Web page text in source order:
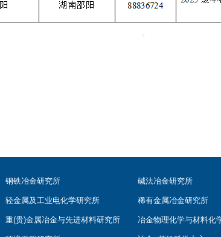
钢铁冶金研究所 碱法冶金研究所
轻金属及工业电化学研究所 稀有金属冶金研究所
重(贵)金属冶金与先进材料研究所 冶金物理化学与材料化